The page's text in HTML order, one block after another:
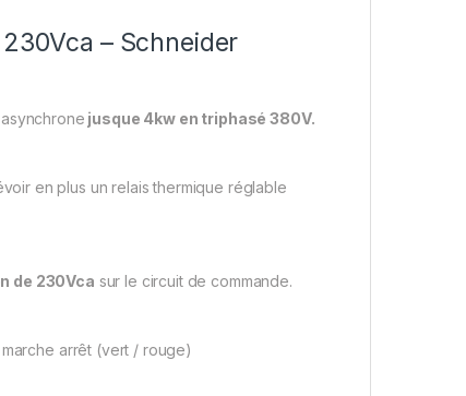
– Schneider
jusque 4kw en triphasé 380V.
en plus un relais thermique réglable
de 230Vca sur le circuit de commande.
arrêt (vert / rouge)